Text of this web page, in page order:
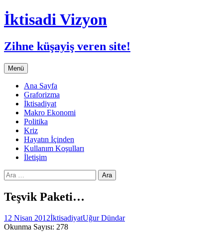
İktisadi Vizyon
Zihne küşayiş veren site!
Menü İçeriğe
atla
Ana Sayfa
Graforizma
İktisadiyat
Makro Ekonomi
Politika
Kriz
Hayatın İçinden
Kullanım Koşulları
İletişim
Arama:
Teşvik Paketi…
12 Nisan 2012İktisadiyatUğur Dündar
Okunma Sayısı: 278